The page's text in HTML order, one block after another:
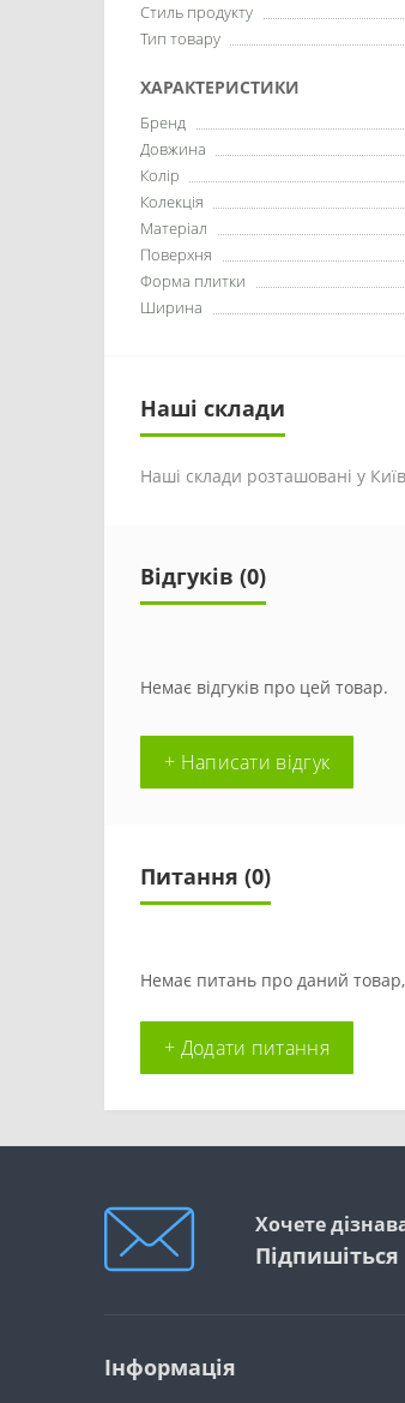
Стиль продукту
Тип товару
ХАРАКТЕРИСТИКИ
Бренд
Довжина
Колір
Колекція
Матеріал
Поверхня
Форма плитки
Ширина
Наші склади
Наші склади розташовані у
Відгуків (0)
Немає відгуків про цей товар.
+ Написати відгук
Питання (0)
Немає питань про даний
+ Додати питання
Хочете
Інформація